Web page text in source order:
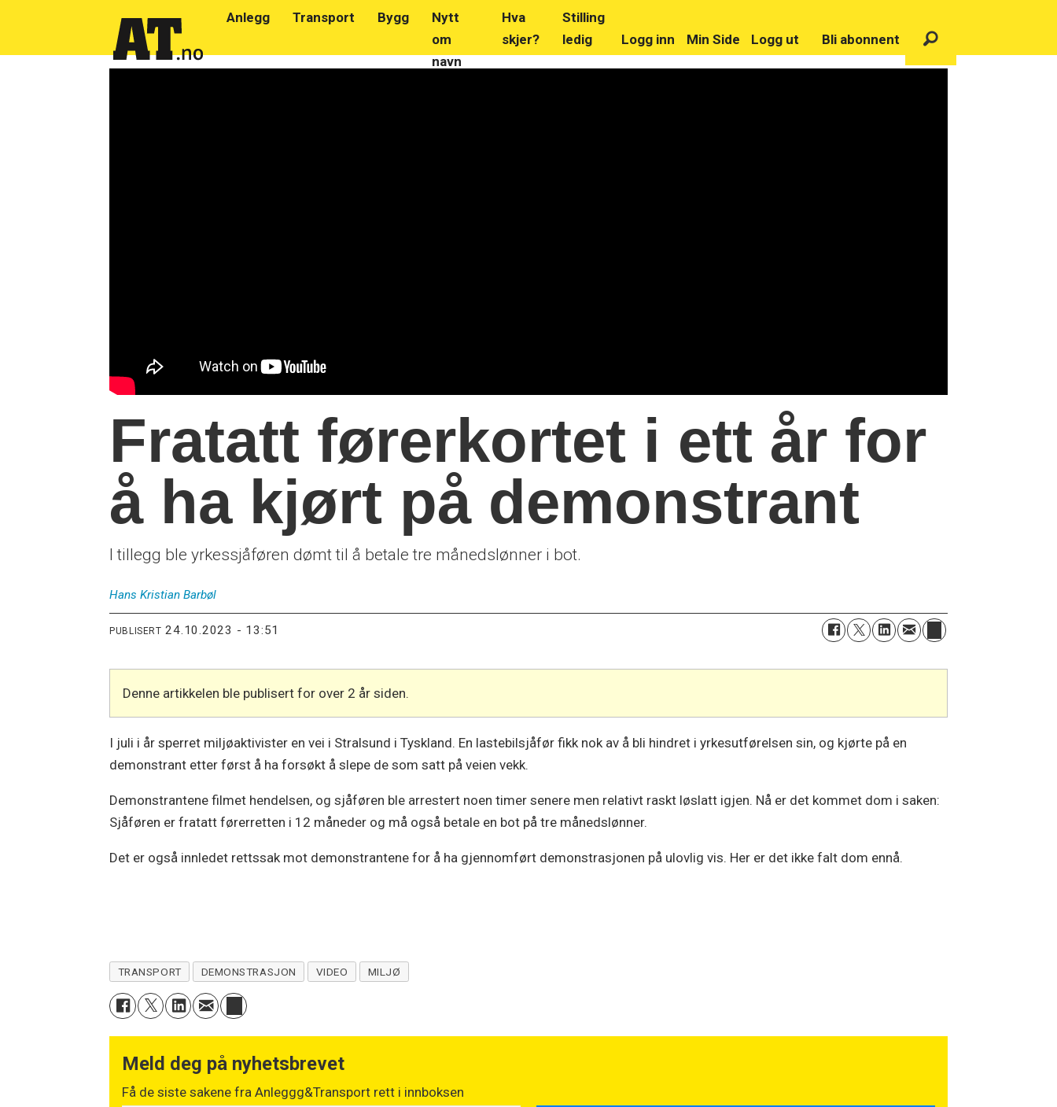
Anlegg Transport Bygg
Nytt
om
navn
Hva
skjer?
Stilling
ledig
Logg inn Min Side Logg ut Bli abonnent
Fratatt førerkortet i ett år for
å ha kjørt på demonstrant
I tillegg ble yrkessjåføren dømt til å betale tre månedslønner i bot.
Hans Kristian Barbøl
PUBLISERT 24.10.2023 - 13:51
Denne artikkelen ble publisert for over 2 år siden.
I juli i år sperret miljøaktivister en vei i Stralsund i Tyskland. En lastebilsjåfør fikk nok av å bli hindret i yrkesutførelsen sin, og kjørte på en
demonstrant etter først å ha forsøkt å slepe de som satt på veien vekk.
Demonstrantene filmet hendelsen, og sjåføren ble arrestert noen timer senere men relativt raskt løslatt igjen. Nå er det kommet dom i saken:
Sjåføren er fratatt førerretten i 12 måneder og må også betale en bot på tre månedslønner.
Det er også innledet rettssak mot demonstrantene for å ha gjennomført demonstrasjonen på ulovlig vis. Her er det ikke falt dom ennå.
TRANSPORT DEMONSTRASJON VIDEO MILJØ
Meld deg på nyhetsbrevet
Få de siste sakene fra Anleggg&Transport rett i innboksen